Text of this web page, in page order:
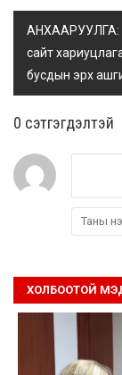
АНХААРУУЛГА:
сайт
бусдын эрх
0 cэтгэгдэлтэй
ХОЛБООТОЙ